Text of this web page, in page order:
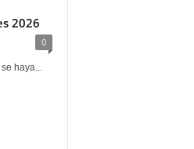
2026
0
haya...